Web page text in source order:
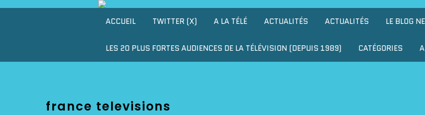
ACCUEIL TWITTER (X) A LA TÉLÉ ACTUALITÉS ACTUALITÉS LE BLOG
LES 20 PLUS FORTES AUDIENCES DE LA TÉLÉVISION (DEPUIS 1989) CATÉGORIES
france televisions